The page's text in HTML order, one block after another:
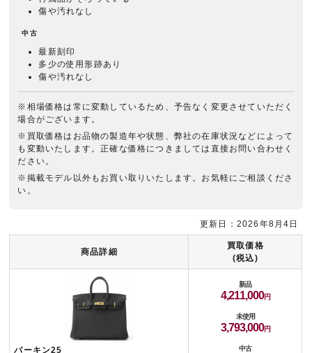
傷や汚れなし
中古
最新刻印
多少の使用形跡あり
傷や汚れなし
※相場価格は常に変動しているため、予告なく変更させていただく
場合がございます。
※買取価格はお品物の製造年や状態、弊社の在庫状況などによって
も変動いたします。正確な価格につきましては直接お問い合わせく
ださい。
※掲載モデル以外もお買い取りいたします。お気軽にご相談くださ
い。
商品詳細
買取価格
(税込)
バーキン25
新品
4,211,000
未使用
3,793,000
中古
更新日：2026年8月4日